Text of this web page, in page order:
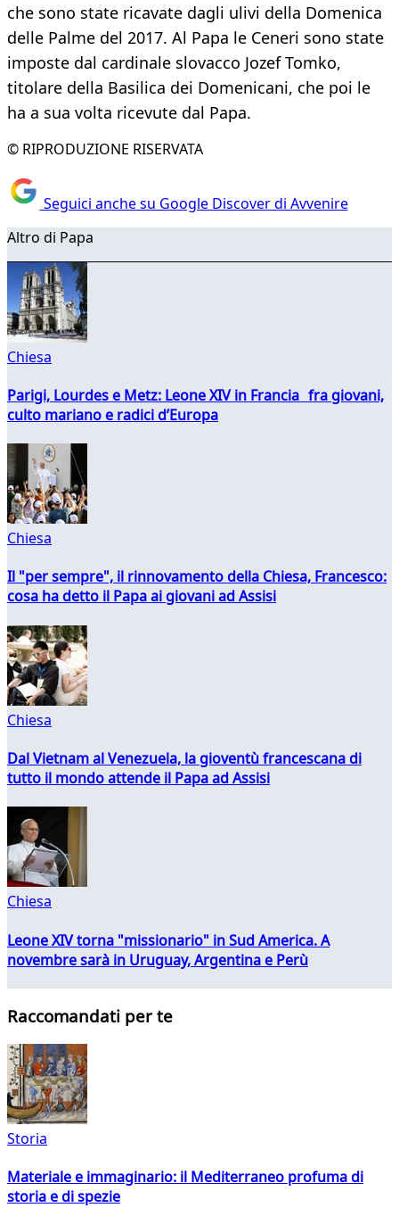
che sono state ricavate dagli ulivi della Domenica
delle Palme del 2017. Al Papa le Ceneri sono state
imposte dal cardinale slovacco Jozef Tomko,
titolare della Basilica dei Domenicani, che poi le
ha a sua volta ricevute dal Papa.
© RIPRODUZIONE RISERVATA
Seguici anche su Google Discover di Avvenire
Altro di Papa
Chiesa
Parigi, Lourdes e Metz: Leone XIV in Francia fra giovani,
culto mariano e radici d’Europa
Chiesa
Il "per sempre", il rinnovamento della Chiesa, Francesco:
cosa ha detto il Papa ai giovani ad Assisi
Chiesa
Dal Vietnam al Venezuela, la gioventù francescana di
tutto il mondo attende il Papa ad Assisi
Chiesa
Leone XIV torna "missionario" in Sud America. A
novembre sarà in Uruguay, Argentina e Perù
Raccomandati per te
Storia
Materiale e immaginario: il Mediterraneo profuma di
storia e di spezie